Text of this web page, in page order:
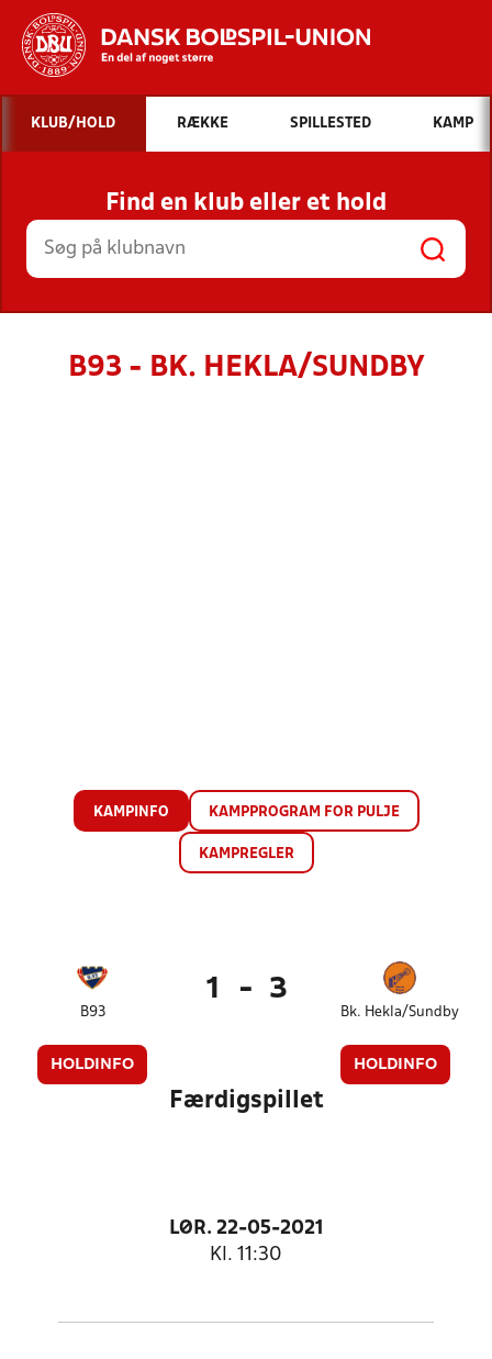
Hvad vil du søge efter?
INDHOLD OG NYHEDER
STILLINGER, RESULTATER, KLUBBER OG
HOLD
KLUB/HOLD RÆKKE SPILLESTED KAMP
Find en klub eller et hold
B93 - BK. HEKLA/SUNDBY
KAMPINFO KAMPPROGRAM FOR PULJE
KAMPREGLER
B93
HOLDINFO
1 - 3
Bk. Hekla/Sundby
HOLDINFO
Færdigspillet
LØR. 22-05-2021
Kl. 11:30